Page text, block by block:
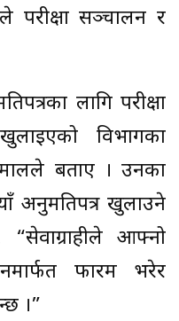
परीक्षा सञ्चालन र
लागि परीक्षा
विभागका
बताए । उनका
अनुमतिपत्र खुलाउने
आफ्नो
फारम भरेर
।”